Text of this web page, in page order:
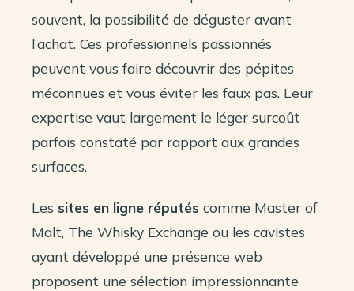
souvent, la possibilité de déguster avant
l’achat. Ces professionnels passionnés
peuvent vous faire découvrir des pépites
méconnues et vous éviter les faux pas. Leur
expertise vaut largement le léger surcoût
parfois constaté par rapport aux grandes
surfaces.
Les sites en ligne réputés comme Master of
Malt, The Whisky Exchange ou les cavistes
ayant développé une présence web
proposent une sélection impressionnante